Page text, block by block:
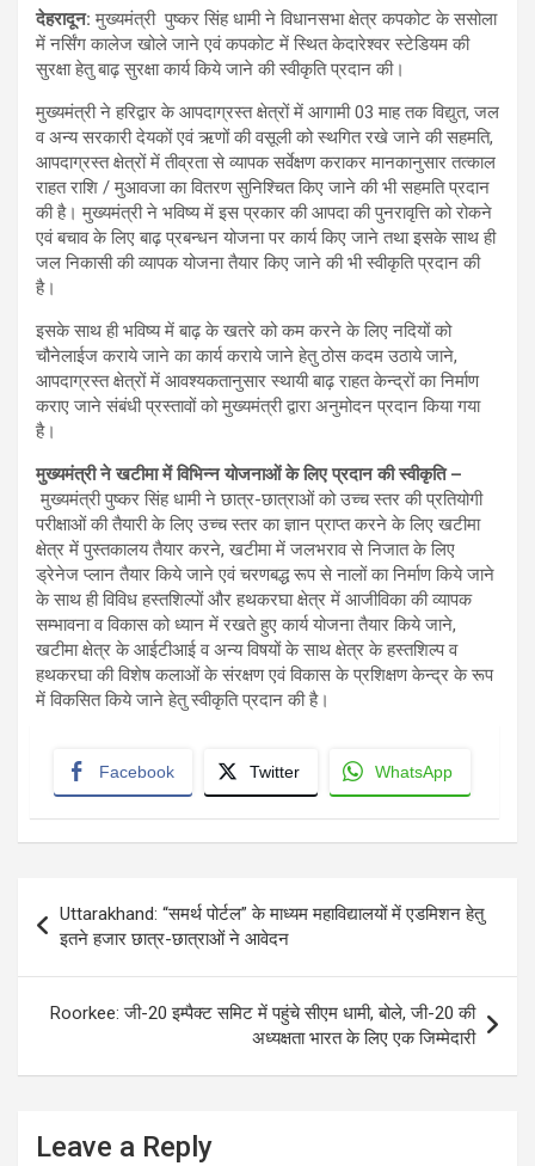
देहरादून:मुख्यमंत्री पुष्कर सिंह धामी ने विधानसभा क्षेत्र कपकोट के ससोला
में नर्सिंग कालेज खोले जाने एवं कपकोट में स्थित केदारेश्वर स्टेडियम की
सुरक्षा हेतु बाढ़ सुरक्षा कार्य किये जाने की स्वीकृति प्रदान की।
मुख्यमंत्री ने हरिद्वार के आपदाग्रस्त क्षेत्रों में आगामी 03 माह तक विद्युत, जल
व अन्य सरकारी देयकों एवं ऋणों की वसूली को स्थगित रखे जाने की सहमति,
आपदाग्रस्त क्षेत्रों में तीव्रता से व्यापक सर्वेक्षण कराकर मानकानुसार तत्काल
राहत राशि / मुआवजा का वितरण सुनिश्चित किए जाने की भी सहमति प्रदान
की है। मुख्यमंत्री ने भविष्य में इस प्रकार की आपदा की पुनरावृत्ति को रोकने
एवं बचाव के लिए बाढ़ प्रबन्धन योजना पर कार्य किए जाने तथा इसके साथ ही
जल निकासी की व्यापक योजना तैयार किए जाने की भी स्वीकृति प्रदान की
है।
इसके साथ ही भविष्य में बाढ़ के खतरे को कम करने के लिए नदियों को
चौनेलाईज कराये जाने का कार्य कराये जाने हेतु ठोस कदम उठाये जाने,
आपदाग्रस्त क्षेत्रों में आवश्यकतानुसार स्थायी बाढ़ राहत केन्द्रों का निर्माण
कराए जाने संबंधी प्रस्तावों को मुख्यमंत्री द्वारा अनुमोदन प्रदान किया गया
है।
मुख्यमंत्री ने खटीमा में विभिन्न योजनाओं के लिए प्रदान की स्वीकृति–
मुख्यमंत्री पुष्कर सिंह धामी ने छात्र-छात्राओं को उच्च स्तर की प्रतियोगी
परीक्षाओं की तैयारी के लिए उच्च स्तर का ज्ञान प्राप्त करने के लिए खटीमा
क्षेत्र में पुस्तकालय तैयार करने, खटीमा में जलभराव से निजात के लिए
ड्रेनेज प्लान तैयार किये जाने एवं चरणबद्ध रूप से नालों का निर्माण किये जाने
के साथ ही विविध हस्तशिल्पों और हथकरघा क्षेत्र में आजीविका की व्यापक
सम्भावना व विकास को ध्यान में रखते हुए कार्य योजना तैयार किये जाने,
खटीमा क्षेत्र के आईटीआई व अन्य विषयों के साथ क्षेत्र के हस्तशिल्प व
हथकरघा की विशेष कलाओं के संरक्षण एवं विकास के प्रशिक्षण केन्द्र के रूप
में विकसित किये जाने हेतु स्वीकृति प्रदान की है।
Facebook Twitter WhatsApp
navigation
Uttarakhand: “समर्थ पोर्टल” के माध्यम महाविद्यालयों में एडमिशन हेतु
इतने हजार छात्र-छात्राओं ने आवेदन
Roorkee: जी-20 इम्पैक्ट समिट में पहुंचे सीएम धामी, बोले, जी-20 की
अध्यक्षता भारत के लिए एक जिम्मेदारी
Leave a Reply